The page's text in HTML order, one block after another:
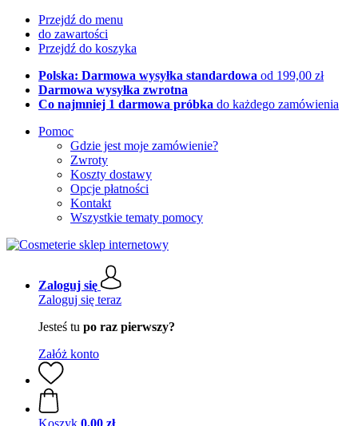
Przejdź do menu
do zawartości
Przejdź do koszyka
Polska: Darmowa wysyłka standardowa od 199,00 zł
Darmowa wysyłka zwrotna
Co najmniej 1 darmowa próbka do każdego zamówienia
Pomoc
Gdzie jest moje zamówienie?
Zwroty
Koszty dostawy
Opcje płatności
Kontakt
Wszystkie tematy pomocy
Zaloguj się
Zaloguj się teraz
Jesteś tu po raz pierwszy?
Załóż konto
Koszyk 0,00 zł